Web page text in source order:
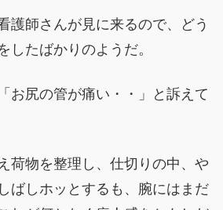
護師さんが見に来るので、どう
したばかりのようだ。
お尻の管が痛い・・」と訴えて
荷物を整理し、仕切りの中、や
ばしホッとするも、腕にはまだ